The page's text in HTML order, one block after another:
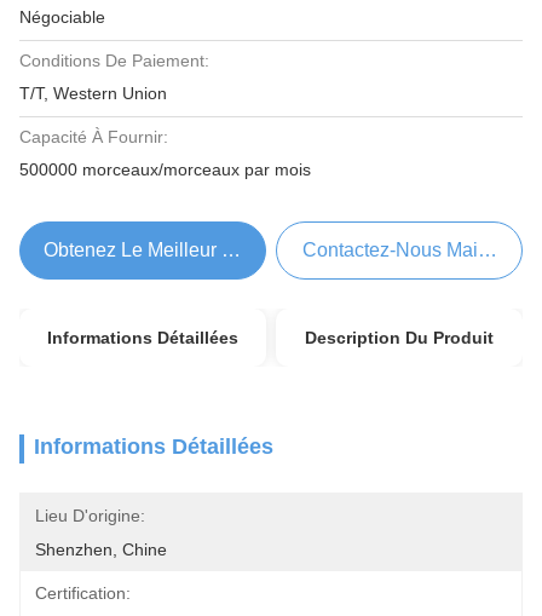
Négociable
Conditions De Paiement:
T/T, Western Union
Capacité À Fournir:
500000 morceaux/morceaux par mois
Obtenez Le Meilleur Prix Contactez-Nous Maintenant
Informations Détaillées Description Du Produit
Informations Détaillées
Lieu D'origine:
Shenzhen, Chine
Certification: